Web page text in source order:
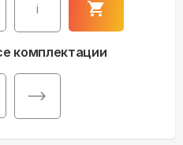
i
комплектации